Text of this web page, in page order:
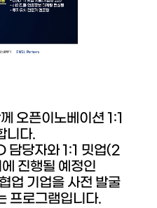
오픈이노베이션 1:1
니다.
당자와 1:1 밋업(2
진행될 예정인
기업을 사전 발굴
프로그램입니다.